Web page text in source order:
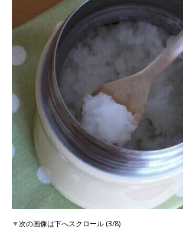
▼次の画像は下へスクロール (3/8)